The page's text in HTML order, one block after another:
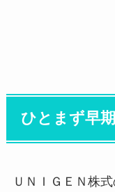
ひとまず早
ＵＮＩＧＥＮ株